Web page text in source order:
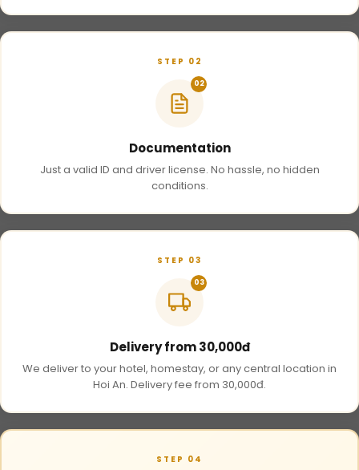
STEP 02
02
Documentation
Just a valid ID and driver license. No hassle, no hidden
conditions.
STEP 03
03
Delivery from 30,000đ
We deliver to your hotel, homestay, or any central location in
Hoi An. Delivery fee from 30,000đ.
STEP 04